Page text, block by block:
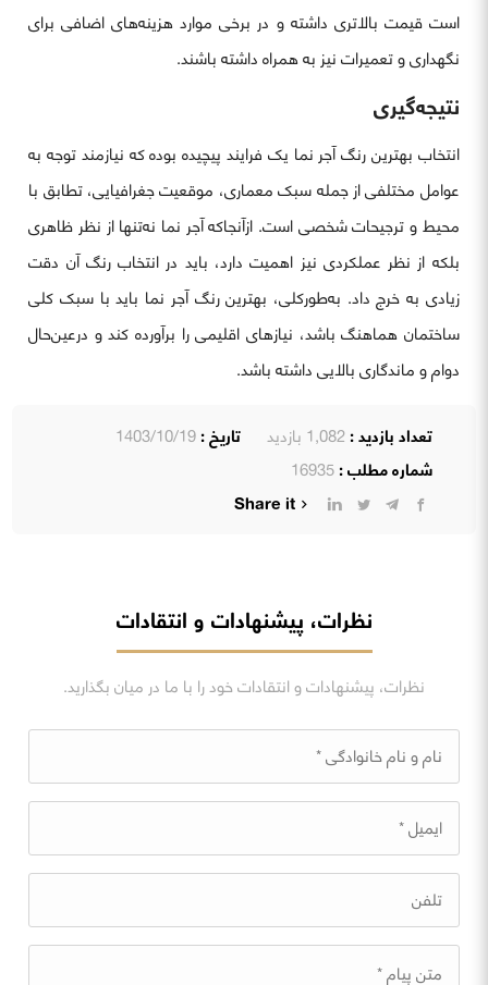
است قیمت بالاتری داشته و در برخی موارد هزینه‌های اضافی برای
نگهداری و تعمیرات نیز به همراه داشته باشند.
نتیجه‌گیری
انتخاب بهترین رنگ آجر نما یک فرایند پیچیده بوده که نیازمند توجه به
عوامل مختلفی از جمله سبک معماری، موقعیت جغرافیایی، تطابق با
محیط و ترجیحات شخصی است. ازآنجاکه آجر نما نه‌تنها از نظر ظاهری
بلکه از نظر عملکردی نیز اهمیت دارد، باید در انتخاب رنگ آن دقت
زیادی به خرج داد. به‌طورکلی، بهترین رنگ آجر نما باید با سبک کلی
ساختمان هماهنگ باشد، نیازهای اقلیمی را برآورده کند و درعین‌حال
دوام و ماندگاری بالایی داشته باشد.
تعداد بازدید :1,082 بازدید تاریخ :1403/10/19
شماره مطلب :16935
Share it
نظرات، پیشنهادات و انتقادات
نظرات، پیشنهادات و انتقادات خود را با ما در میان بگذارید.